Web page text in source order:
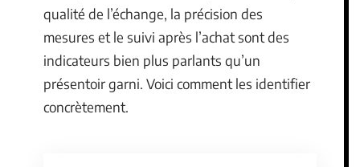
qualité de l’échange, la précision des
mesures et le suivi après l’achat sont des
indicateurs bien plus parlants qu’un
présentoir garni. Voici comment les identifier
concrètement.